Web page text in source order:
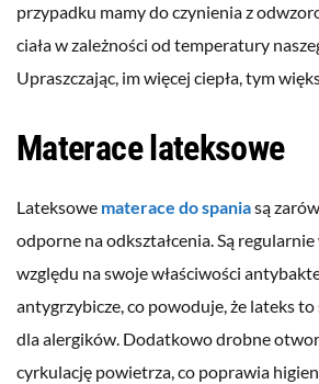
przypadku mamy do czynienia z
ciała w zależności od temperatury
Upraszczając, im więcej ciepła, tym
Materace lateksowe
Lateksowe materace do spaniasą
odporne na odkształcenia. Są
względu na swoje właściwości
antygrzybicze, co powoduje, że lateks
dla alergików. Dodatkowo drobne
cyrkulację powietrza, co poprawia